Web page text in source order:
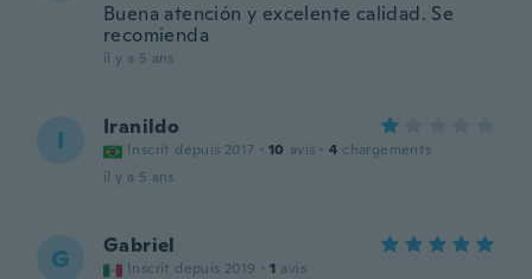
Buena atención y excelente calidad. Se
recomienda
il y a 5 ans
I Iranildo
Inscrit depuis 2017 · 10 avis · 4 chargements
il y a 5 ans
G Gabriel
Inscrit depuis 2019 · 1 avis